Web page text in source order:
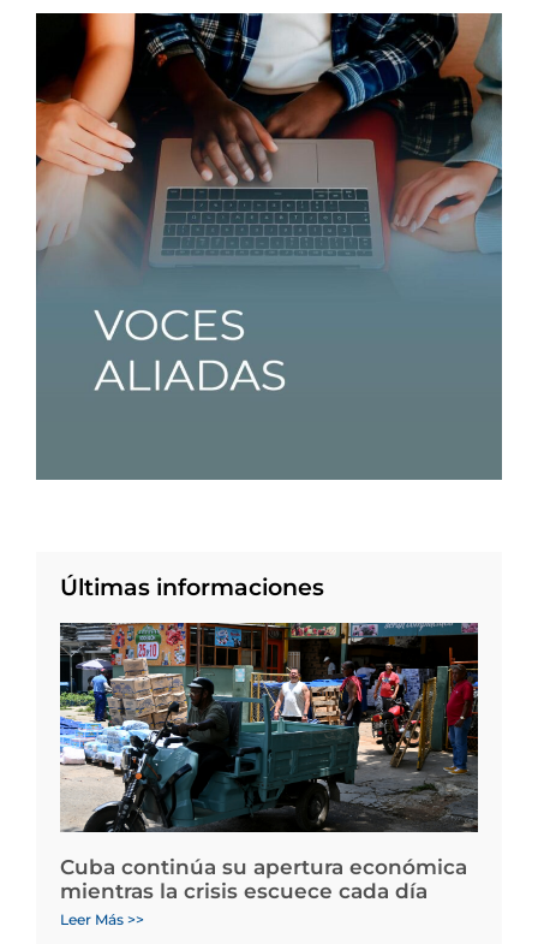
Últimas informaciones
Cuba continúa su apertura económica
mientras la crisis escuece cada día
Leer Más >>